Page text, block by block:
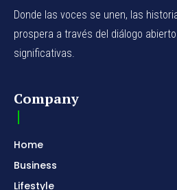
Donde las voces se unen, las
prospera a través del diálogo
significativas.
Company
Home
Business
Lifestyle